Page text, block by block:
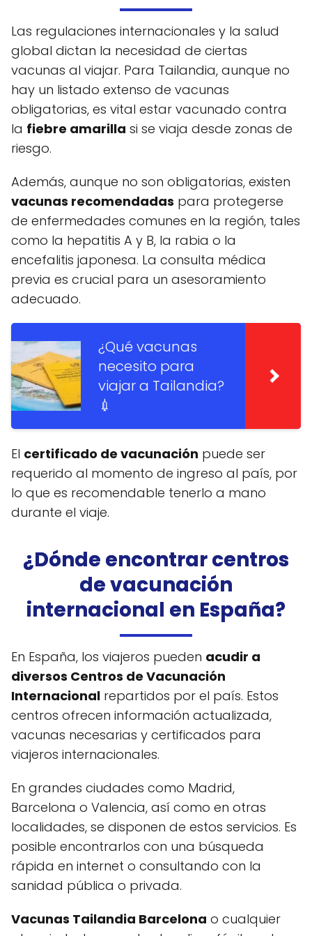
Las regulaciones internacionales y la salud
global dictan la necesidad de ciertas
vacunas al viajar. Para Tailandia, aunque no
hay un listado extenso de vacunas
obligatorias, es vital estar vacunado contra
la fiebre amarilla si se viaja desde zonas de
riesgo.
Además, aunque no son obligatorias, existen
vacunas recomendadas para protegerse
de enfermedades comunes en la región, tales
como la hepatitis A y B, la rabia o la
encefalitis japonesa. La consulta médica
previa es crucial para un asesoramiento
adecuado.
¿Qué vacunas
necesito para
viajar a Tailandia?
💉
El certificado de vacunación puede ser
requerido al momento de ingreso al país, por
lo que es recomendable tenerlo a mano
durante el viaje.
¿Dónde encontrar centros
de vacunación
internacional en España?
En España, los viajeros pueden acudir a
diversos Centros de Vacunación
Internacional repartidos por el país. Estos
centros ofrecen información actualizada,
vacunas necesarias y certificados para
viajeros internacionales.
En grandes ciudades como Madrid,
Barcelona o Valencia, así como en otras
localidades, se disponen de estos servicios. Es
posible encontrarlos con una búsqueda
rápida en internet o consultando con la
sanidad pública o privada.
Vacunas Tailandia Barcelona o cualquier